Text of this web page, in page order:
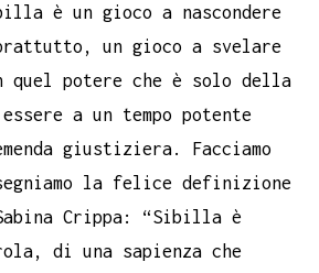
è un gioco a nascondere
un gioco a svelare
potere che è solo della
a un tempo potente
giustiziera. Facciamo
la felice definizione
Crippa: “Sibilla è
di una sapienza che